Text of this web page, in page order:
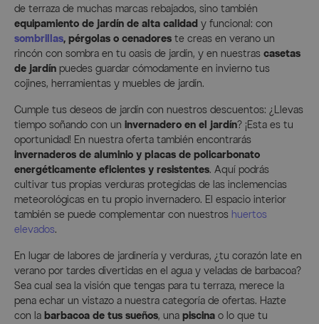
de terraza de muchas marcas rebajados, sino también
equipamiento de jardín de alta calidad y funcional: con
sombrillas, pérgolas o cenadores te creas en verano un
rincón con sombra en tu oasis de jardín, y en nuestras casetas
de jardín puedes guardar cómodamente en invierno tus
cojines, herramientas y muebles de jardín.
Cumple tus deseos de jardín con nuestros descuentos: ¿Llevas
tiempo soñando con un invernadero en el jardín? ¡Esta es tu
oportunidad! En nuestra oferta también encontrarás
invernaderos de aluminio y placas de policarbonato
energéticamente eficientes y resistentes. Aquí podrás
cultivar tus propias verduras protegidas de las inclemencias
meteorológicas en tu propio invernadero. El espacio interior
también se puede complementar con nuestros huertos
elevados.
En lugar de labores de jardinería y verduras, ¿tu corazón late en
verano por tardes divertidas en el agua y veladas de barbacoa?
Sea cual sea la visión que tengas para tu terraza, merece la
pena echar un vistazo a nuestra categoría de ofertas. Hazte
con la barbacoa de tus sueños, una piscina o lo que tu